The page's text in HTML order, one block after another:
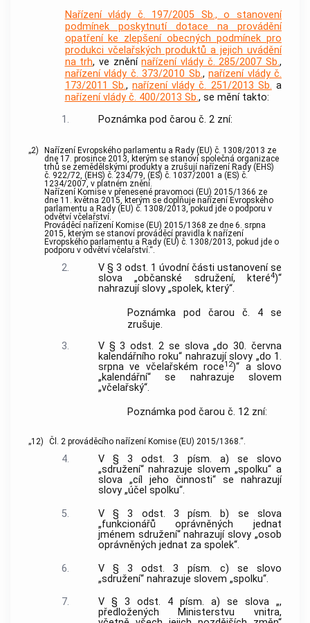
Nařízení vlády č. 197/2005 Sb., o stanovení
podmínek poskytnutí dotace na provádění
opatření ke zlepšení obecných podmínek pro
produkci včelařských produktů a jejich uvádění
na trh, ve zněnínařízení vlády č. 285/2007 Sb.,
nařízení vlády č. 373/2010 Sb., nařízení vlády č.
173/2011 Sb., nařízení vlády č. 251/2013 Sb. a
nařízení vlády č. 400/2013 Sb., se mění takto:
1.
Poznámka pod čarou č. 2 zní:
„2)
Nařízení Evropského parlamentu a Rady (EU) č. 1308/2013 ze
dne 17. prosince 2013, kterým se stanoví společná organizace
trhů se zemědělskými produkty a zrušují nařízení Rady (EHS)
č. 922/72, (EHS) č. 234/79, (ES) č. 1037/2001 a (ES) č.
1234/2007, v platném znění.
Nařízení Komise v přenesené pravomoci (EU) 2015/1366 ze
dne 11. května 2015, kterým se doplňuje nařízení Evropského
parlamentu a Rady (EU) č. 1308/2013, pokud jde o podporu v
odvětví včelařství.
Prováděcí nařízení Komise (EU) 2015/1368 ze dne 6. srpna
2015, kterým se stanoví prováděcí pravidla k nařízení
Evropského parlamentu a Rady (EU) č. 1308/2013, pokud jde o
podporu v odvětví včelařství.“.
2.
V § 3 odst. 1 úvodní části ustanovení se
slova „občanské sdružení, které4)“
nahrazují slovy „spolek, který“.
Poznámka pod čarou č. 4 se
zrušuje.
3.
V § 3 odst. 2 se slova „do 30. června
kalendářního roku“ nahrazují slovy „do 1.
srpna ve včelařském roce12)“ a slovo
„kalendářní“ se nahrazuje slovem
„včelařský“.
Poznámka pod čarou č. 12 zní:
„12) Čl. 2 prováděcího nařízení Komise (EU) 2015/1368.“.
4.
V § 3 odst. 3 písm. a) se slovo
„sdružení“ nahrazuje slovem „spolku“ a
slova „cíl jeho činnosti“ se nahrazují
slovy „účel spolku“.
5.
V § 3 odst. 3 písm. b) se slova
„funkcionářů oprávněných jednat
jménem sdružení“ nahrazují slovy „osob
oprávněných jednat za spolek“.
6.
V § 3 odst. 3 písm. c) se slovo
„sdružení“ nahrazuje slovem „spolku“.
7.
V § 3 odst. 4 písm. a) se slova „,
předložených Ministerstvu vnitra,